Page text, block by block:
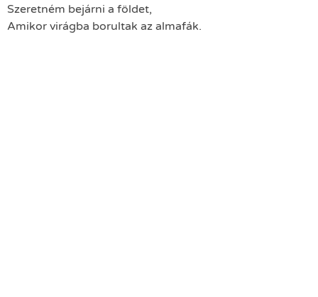
Szeretném bejárni a földet,
Amikor virágba borultak az almafák.